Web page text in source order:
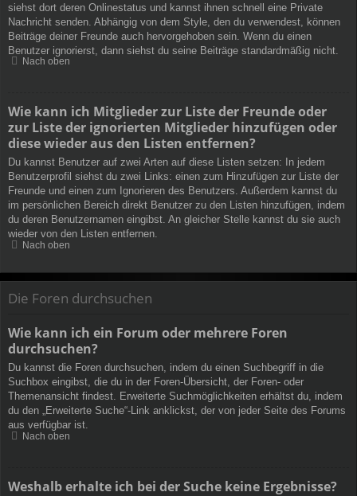
siehst dort deren Onlinestatus und kannst ihnen schnell eine Private
Nachricht senden. Abhängig von dem Style, den du verwendest, können
Beiträge deiner Freunde auch hervorgehoben sein. Wenn du einen
Benutzer ignorierst, dann siehst du seine Beiträge standardmäßig nicht.
Nach oben
Wie kann ich Mitglieder zur Liste der Freunde oder
zur Liste der ignorierten Mitglieder hinzufügen oder
diese wieder aus den Listen entfernen?
Du kannst Benutzer auf zwei Arten auf diese Listen setzen: In jedem
Benutzerprofil siehst du zwei Links: einen zum Hinzufügen zur Liste der
Freunde und einen zum Ignorieren des Benutzers. Außerdem kannst du
im persönlichen Bereich direkt Benutzer zu den Listen hinzufügen, indem
du deren Benutzernamen eingibst. An gleicher Stelle kannst du sie auch
wieder von den Listen entfernen.
Nach oben
Die Foren durchsuchen
Wie kann ich ein Forum oder mehrere Foren
durchsuchen?
Du kannst die Foren durchsuchen, indem du einen Suchbegriff in die
Suchbox eingibst, die du in der Foren-Übersicht, der Foren- oder
Themenansicht findest. Erweiterte Suchmöglichkeiten erhältst du, indem
du den „Erweiterte Suche“-Link anklickst, der von jeder Seite des Forums
aus verfügbar ist.
Nach oben
Weshalb erhalte ich bei der Suche keine Ergebnisse?